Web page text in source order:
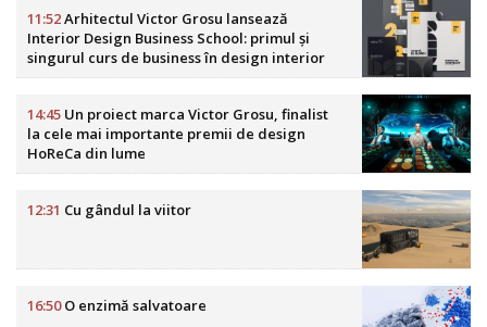
11:52Arhitectul Victor Grosu lansează
Interior Design Business School: primul și
singurul curs de business în design interior
din România
14:45 Un proiect marca Victor Grosu, finalist
la cele mai importante premii de design
HoReCa din lume
12:31 Cu gândul la viitor
16:50O enzimă salvatoare